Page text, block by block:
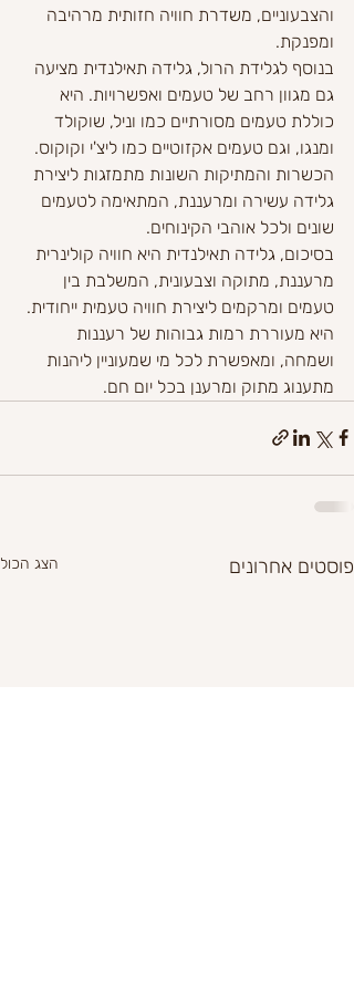
והצבעוניים, משדרת חוויה חזותית מרהיבה
ומפנקת.
בנוסף לגלידת הרול, גלידה תאילנדית מציעה
גם מגוון רחב של טעמים ואפשרויות. היא
כוללת טעמים מסורתיים כמו וניל, שוקולד
ומנגו, וגם טעמים אקזוטיים כמו ליצ'י וקוקוס.
הכשרות והמתיקות השונות מתמזגות ליצירת
גלידה עשירה ומרעננת, המתאימה לטעמים
שונים ולכל אוהבי הקינוחים.
בסיכום, גלידה תאילנדית היא חוויה קולינרית
מרעננת, מתוקה וצבעונית, המשלבת בין
טעמים ומרקמים ליצירת חוויה טעמית ייחודית.
היא מעוררת רמות גבוהות של רעננות
ושמחה, ומאפשרת לכל מי שמעוניין ליהנות
מתענוג מתוק ומרענן בכל יום חם.
פוסטים אחרונים הצג הכול